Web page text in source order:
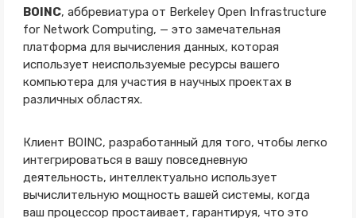
BOINC, аббревиатура от Berkeley Open Infrastructure
for Network Computing, — это замечательная
платформа для вычисления данных, которая
использует неиспользуемые ресурсы вашего
компьютера для участия в научных проектах в
различных областях.
Клиент BOINC, разработанный для того, чтобы легко
интегрироваться в вашу повседневную
деятельность, интеллектуально использует
вычислительную мощность вашей системы, когда
ваш процессор простаивает, гарантируя, что это